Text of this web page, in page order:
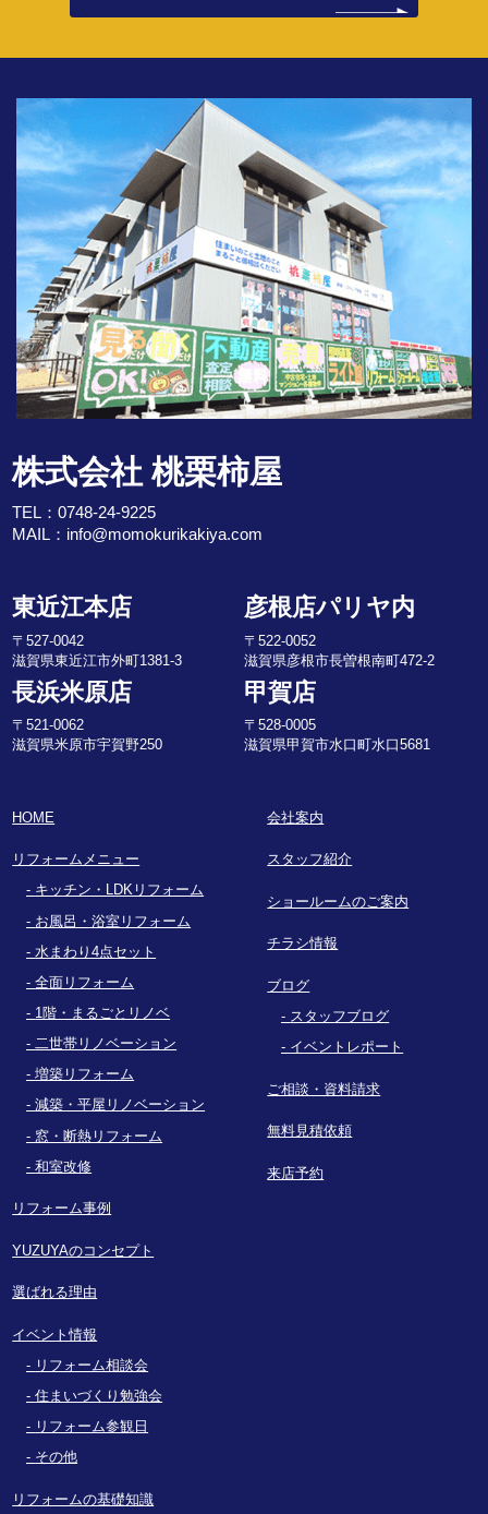
株式会社 桃栗柿屋
TEL：0748-24-9225
MAIL： info@momokurikakiya.com
東近江本店
〒527-0042
滋賀県東近江市外町1381-3
彦根店パリヤ内
〒522-0052
滋賀県彦根市長曽根南町472-2
長浜米原店
〒521-0062
滋賀県米原市宇賀野250
甲賀店
〒528-0005
滋賀県甲賀市水口町水口5681
HOME
リフォームメニュー
キッチン・LDKリフォーム
お風呂・浴室リフォーム
水まわり4点セット
全面リフォーム
1階・まるごとリノベ
二世帯リノベーション
増築リフォーム
減築・平屋リノベーション
窓・断熱リフォーム
和室改修
リフォーム事例
YUZUYAのコンセプト
選ばれる理由
イベント情報
リフォーム相談会
住まいづくり勉強会
リフォーム参観日
その他
リフォームの基礎知識
会社案内
スタッフ紹介
ショールームのご案内
チラシ情報
ブログ
スタッフブログ
イベントレポート
ご相談・資料請求
無料見積依頼
来店予約